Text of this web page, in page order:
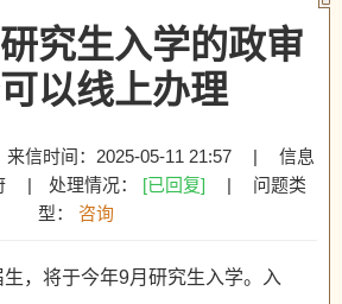
究生入学的政审
以线上办理
来信时间：2025-05-11 21:57 |
信息
| 处理情况： [已回复] |
问题类
型：
咨询
，将于今年9月研究生入学。入